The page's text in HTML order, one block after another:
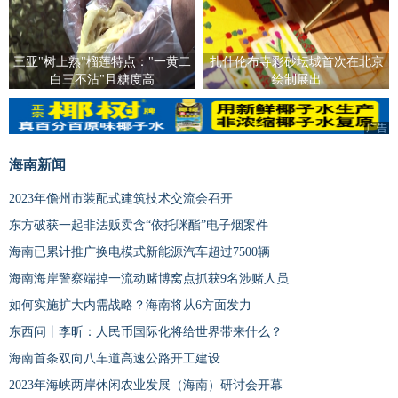
三亚"树上熟"榴莲特点："一黄二
白三不沾"且糖度高
扎什伦布寺彩砂坛城首次在北京
绘制展出
广告
海南新闻
2023年儋州市装配式建筑技术交流会召开
东方破获一起非法贩卖含“依托咪酯”电子烟案件
海南已累计推广换电模式新能源汽车超过7500辆
海南海岸警察端掉一流动赌博窝点抓获9名涉赌人员
如何实施扩大内需战略？海南将从6方面发力
东西问丨李昕：人民币国际化将给世界带来什么？
海南首条双向八车道高速公路开工建设
2023年海峡两岸休闲农业发展（海南）研讨会开幕